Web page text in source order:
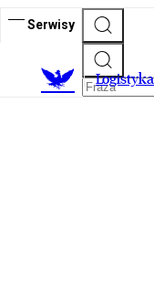
Serwisy
Logistyka